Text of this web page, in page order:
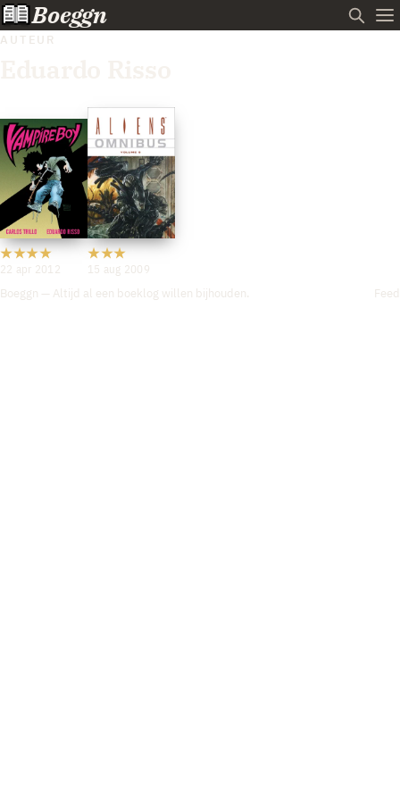
Boeggn
AUTEUR
22 apr 2012
15 aug 2009
Boeggn — Altijd al een boeklog willen bijhouden.
Feed